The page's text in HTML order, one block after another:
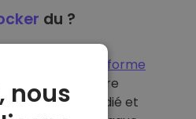
du ?
du sur
la plateforme
de manière
portefeuille dédié et
nous